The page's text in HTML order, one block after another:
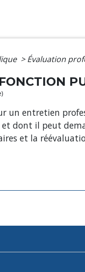
> Évaluation
un entretien
dont il peut
et la